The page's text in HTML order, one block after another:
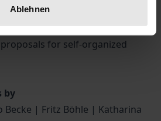
Ablehnen
volume invites readers to take
at the topic of agility and opens
for self-organized
by
Becke | Fritz Böhle | Katharina